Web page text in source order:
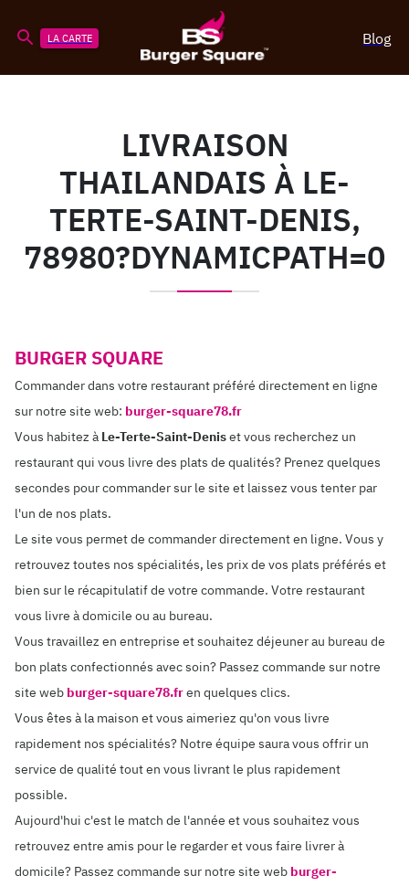
LA CARTE Blog
LIVRAISON
THAILANDAIS À LE-
TERTE-SAINT-DENIS,
78980?DYNAMICPATH=0
BURGER SQUARE
Commander dans votre restaurant préféré directement en ligne
sur notre site web: burger-square78.fr
Vous habitez à Le-Terte-Saint-Deniset vous recherchez un
restaurant qui vous livre des plats de qualités? Prenez quelques
secondes pour commander sur le site et laissez vous tenter par
l'un de nos plats.
Le site vous permet de commander directement en ligne. Vous y
retrouvez toutes nos spécialités, les prix de vos plats préférés et
bien sur le récapitulatif de votre commande. Votre restaurant
vous livre à domicile ou au bureau.
Vous travaillez en entreprise et souhaitez déjeuner au bureau de
bon plats confectionnés avec soin? Passez commande sur notre
site web burger-square78.fren quelques clics.
Vous êtes à la maison et vous aimeriez qu'on vous livre
rapidement nos spécialités? Notre équipe saura vous offrir un
service de qualité tout en vous livrant le plus rapidement
possible.
Aujourd'hui c'est le match de l'année et vous souhaitez vous
retrouvez entre amis pour le regarder et vous faire livrer à
domicile? Passez commande sur notre site web burger-